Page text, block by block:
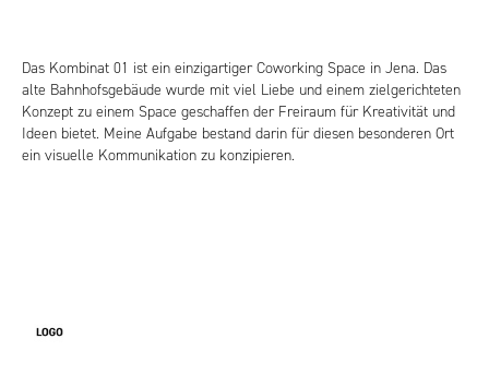
Das Kombinat 01 ist ein einzigartiger Coworking Space in Jena. Das
alte Bahnhofsgebäude wurde mit viel Liebe und einem zielgerichteten
Konzept zu einem Space geschaffen der Freiraum für Kreativität und
Ideen bietet. Meine Aufgabe bestand darin für diesen besonderen Ort
ein visuelle Kommunikation zu konzipieren.